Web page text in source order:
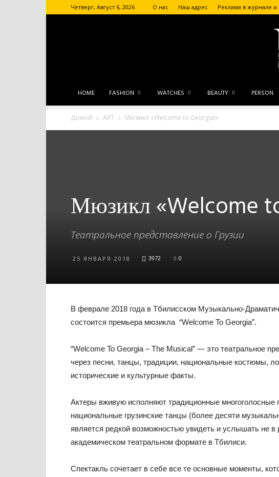
Четверг, Август 6, 2026 О нас Наш адрес Реклама в журнале и
HOME FASHION WATCHES BEAUTY PERSON
Домой ART Мюзикл «Welcome to Georgia!»
Мюзикл «Welcome
Театральное представление о Грузии
25 ЯНВАРЯ 2018 3972 0
В феврале 2018 года в Тбилисском Музыкально-
состоится премьера мюзикла “Welcome To Georgia”.
“Welcome To Georgia – The Musical” — это театральное
через песни, танцы, традиции, национальные костюмы,
исторические и культурные факты.
Актеры вживую исполняют традиционные многоголосные
национальные грузинские танцы (более десяти
является редкой возможностью увидеть и услышать не в
академическом театральном формате в Тбилиси.
Спектакль сочетает в себе все те основные моменты,